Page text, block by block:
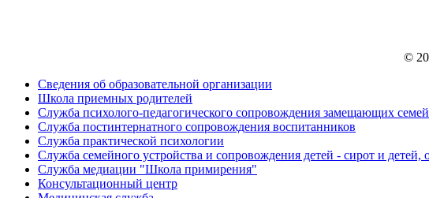
©
Сведения об образовательной организации
Школа приемных родителей
Служба психолого-педагогического сопровождения замещающих семей
Cлужба постинтернатного сопровождения воспитанников
Служба практической психологии
Служба семейного устройства и сопровождения детей - сирот и детей,
Служба медиации "Школа примирения"
Консультационный центр